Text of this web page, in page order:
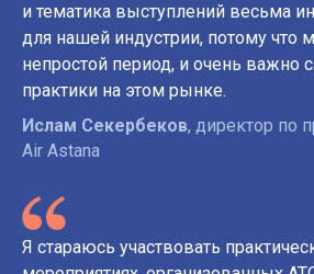
и тематика выступлений весьма
для нашей индустрии, потому
непростой период, и очень важно
практики на этом рынке.
Ислам Секербеков, директор по
Air Astana
Я стараюсь участвовать